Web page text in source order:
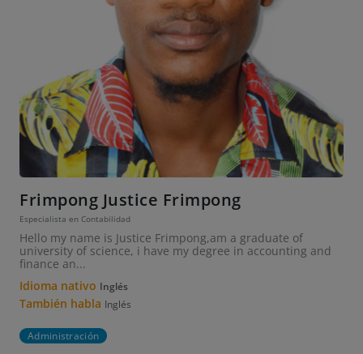
Frimpong Justice Frimpong
Especialista en Contabilidad
Hello my name is Justice Frimpong,am a graduate of
university of science, i have my degree in accounting and
finance an...
Idioma nativo Inglés
También habla Inglés
Administración